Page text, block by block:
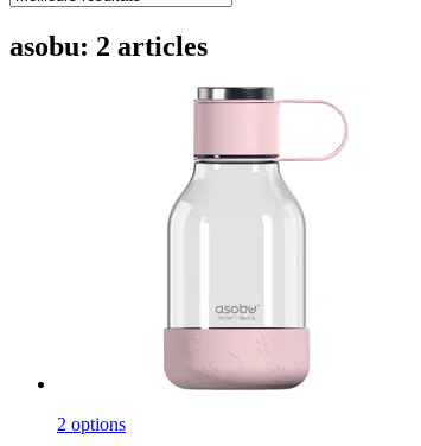
asobu: 2 articles
2 options